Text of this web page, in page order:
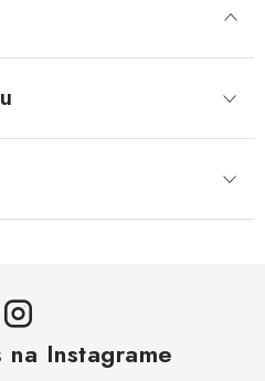
na Instagrame